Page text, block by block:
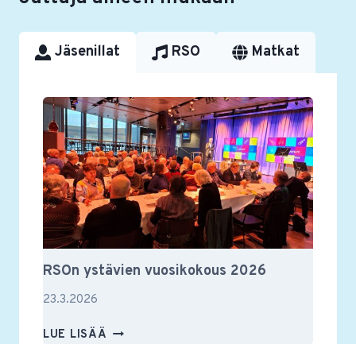
Jäsenillat RSO Matkat
RSOn ystävien vuosikokous 2026
23.3.2026
LUE LISÄÄ RSON